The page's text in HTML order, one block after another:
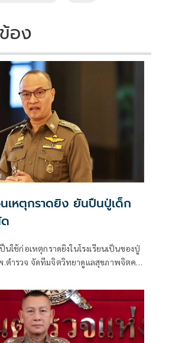
อง
เหตุกราดยิง ยันปืนปู่เด็ก
ใช้ก่อเหตุกราดยิงในโรงเรียนเป็นของปู่
ำรวจ จัดทีมจิตวิทยาดูแลสุขภาพจิตครู